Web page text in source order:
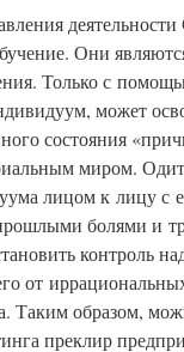
Они
Только с
может
состояния
миром.
лицом к лицу с
болями и
контроль
от
Таким образом,
преклир